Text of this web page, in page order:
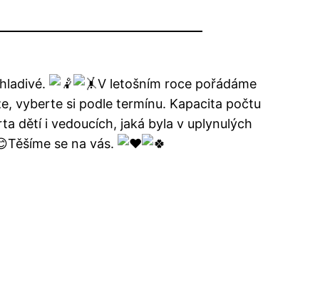
V letošním roce pořádáme
vyberte si podle termínu. Kapacita počtu
dětí i vedoucích, jaká byla v uplynulých
Těšíme se na vás.